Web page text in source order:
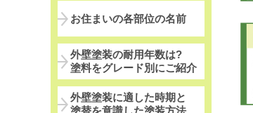
お住まいの各部位の名前
外壁塗装の耐用年数は?
塗料をグレード別にご紹介
外壁塗装に適した時期と